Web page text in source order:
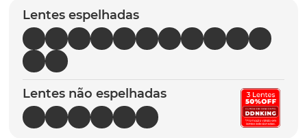
Lentes espelhadas
Lentes não espelhadas
5º chaves
6º t-shock
7º latch
8º gasket
9º parafusos